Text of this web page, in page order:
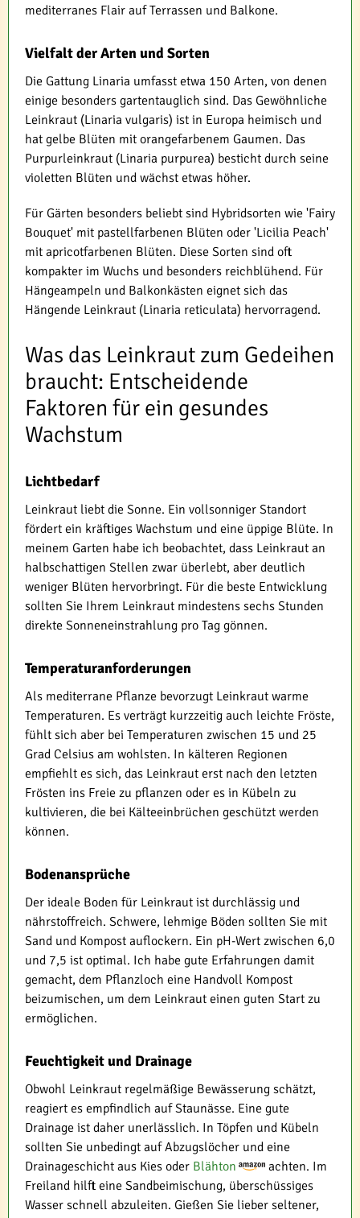
mediterranes Flair auf Terrassen und Balkone.
Vielfalt der Arten und Sorten
Die Gattung Linaria umfasst etwa 150 Arten, von denen
einige besonders gartentauglich sind. Das Gewöhnliche
Leinkraut (Linaria vulgaris) ist in Europa heimisch und
hat gelbe Blüten mit orangefarbenem Gaumen. Das
Purpurleinkraut (Linaria purpurea) besticht durch seine
violetten Blüten und wächst etwas höher.
Für Gärten besonders beliebt sind Hybridsorten wie 'Fairy
Bouquet' mit pastellfarbenen Blüten oder 'Licilia Peach'
mit apricotfarbenen Blüten. Diese Sorten sind oft
kompakter im Wuchs und besonders reichblühend. Für
Hängeampeln und Balkonkästen eignet sich das
Hängende Leinkraut (Linaria reticulata) hervorragend.
Was das Leinkraut zum Gedeihen
braucht: Entscheidende
Faktoren für ein gesundes
Wachstum
Lichtbedarf
Leinkraut liebt die Sonne. Ein vollsonniger Standort
fördert ein kräftiges Wachstum und eine üppige Blüte. In
meinem Garten habe ich beobachtet, dass Leinkraut an
halbschattigen Stellen zwar überlebt, aber deutlich
weniger Blüten hervorbringt. Für die beste Entwicklung
sollten Sie Ihrem Leinkraut mindestens sechs Stunden
direkte Sonneneinstrahlung pro Tag gönnen.
Temperaturanforderungen
Als mediterrane Pflanze bevorzugt Leinkraut warme
Temperaturen. Es verträgt kurzzeitig auch leichte Fröste,
fühlt sich aber bei Temperaturen zwischen 15 und 25
Grad Celsius am wohlsten. In kälteren Regionen
empfiehlt es sich, das Leinkraut erst nach den letzten
Frösten ins Freie zu pflanzen oder es in Kübeln zu
kultivieren, die bei Kälteeinbrüchen geschützt werden
können.
Bodenansprüche
Der ideale Boden für Leinkraut ist durchlässig und
nährstoffreich. Schwere, lehmige Böden sollten Sie mit
Sand und Kompost auflockern. Ein pH-Wert zwischen 6,0
und 7,5 ist optimal. Ich habe gute Erfahrungen damit
gemacht, dem Pflanzloch eine Handvoll Kompost
beizumischen, um dem Leinkraut einen guten Start zu
ermöglichen.
Feuchtigkeit und Drainage
Obwohl Leinkraut regelmäßige Bewässerung schätzt,
reagiert es empfindlich auf Staunässe. Eine gute
Drainage ist daher unerlässlich. In Töpfen und Kübeln
sollten Sie unbedingt auf Abzugslöcher und eine
Drainageschicht aus Kies oder Blähton
achten. Im
Freiland hilft eine Sandbeimischung, überschüssiges
Wasser schnell abzuleiten. Gießen Sie lieber seltener,